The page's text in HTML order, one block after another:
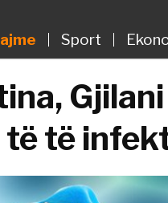
Sport
të të